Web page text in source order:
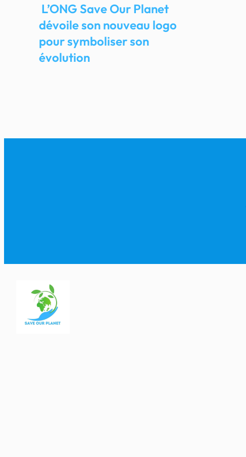
L’ONG Save Our Planet
dévoile son nouveau logo
pour symboliser son
évolution